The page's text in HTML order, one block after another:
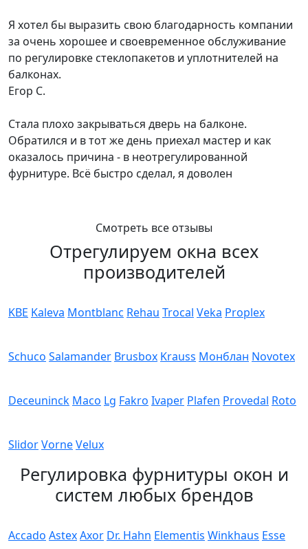
Я хотел бы выразить свою благодарность компании
за очень хорошее и своевременное обслуживание
по регулировке стеклопакетов и уплотнителей на
балконах.
Егор С.
Стала плохо закрываться дверь на балконе.
Обратился и в тот же день приехал мастер и как
оказалось причина - в неотрегулированной
фурнитуре. Всё быстро сделал, я доволен
Смотреть все отзывы
Отрегулируем окна всех
производителей
KBE Kaleva Montblanc Rehau Trocal Veka Proplex
Schuco Salamander Brusbox Krauss Монблан Novotex
Deceuninck Maco Lg Fakro Ivaper Plafen Provedal Roto
SlidorVorneVelux
Регулировка фурнитуры окон и
систем любых брендов
Accado AstexAxor Dr. Hahn Elementis Winkhaus Esse